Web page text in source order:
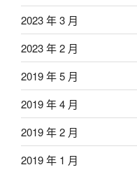
2023 年 3 月
2023 年 2 月
2019 年 5 月
2019 年 4 月
2019 年 2 月
2019 年 1 月